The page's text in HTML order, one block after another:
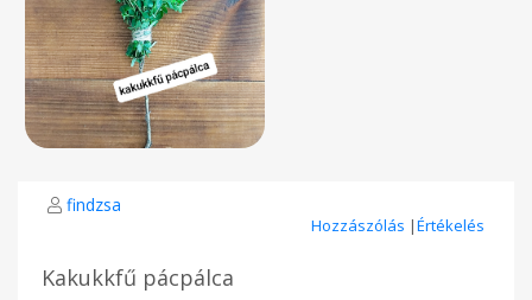
findzsa
Hozzászólás |Értékelés
Kakukkfű pácpálca